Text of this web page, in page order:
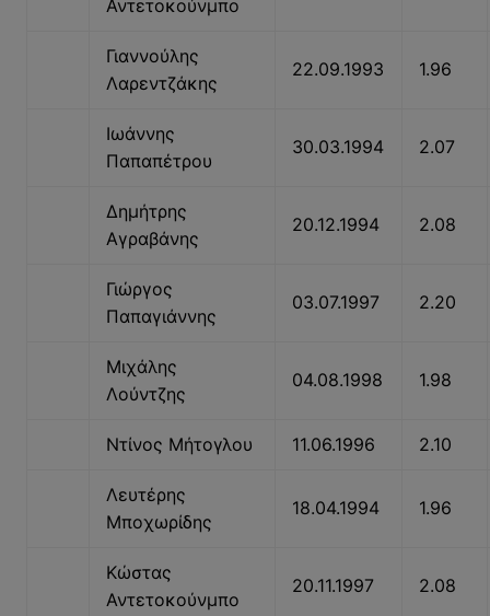
Αντετοκούνμπο
Γιαννούλης
Λαρεντζάκης
22.09.1993 1.96
Ιωάννης
Παπαπέτρου
30.03.1994 2.07
Δημήτρης
Αγραβάνης
20.12.1994 2.08
Γιώργος
Παπαγιάννης
03.07.1997 2.20
Μιχάλης
Λούντζης
04.08.1998 1.98
Ντίνος Μήτογλου 11.06.1996 2.10
Λευτέρης
Μποχωρίδης
18.04.1994 1.96
Κώστας
Αντετοκούνμπο
20.11.1997 2.08